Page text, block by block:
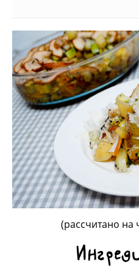
(рассчитано